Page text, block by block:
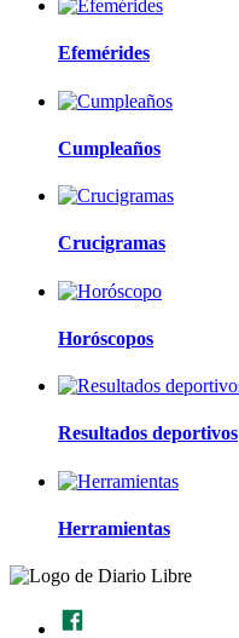
Efemérides
Cumpleaños
Crucigramas
Horóscopos
Resultados deportivos
Herramientas